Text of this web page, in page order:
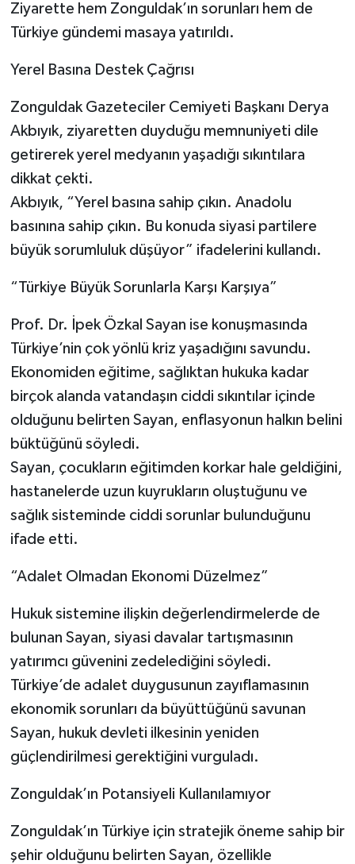
Ziyarette hem Zonguldak’ın sorunları hem de
Türkiye gündemi masaya yatırıldı.
Yerel Basına Destek Çağrısı
Zonguldak Gazeteciler Cemiyeti Başkanı Derya
Akbıyık, ziyaretten duyduğu memnuniyeti dile
getirerek yerel medyanın yaşadığı sıkıntılara
dikkat çekti.
Akbıyık, “Yerel basına sahip çıkın. Anadolu
basınına sahip çıkın. Bu konuda siyasi partilere
büyük sorumluluk düşüyor” ifadelerini kullandı.
“Türkiye Büyük Sorunlarla Karşı Karşıya”
Prof. Dr. İpek Özkal Sayan ise konuşmasında
Türkiye’nin çok yönlü kriz yaşadığını savundu.
Ekonomiden eğitime, sağlıktan hukuka kadar
birçok alanda vatandaşın ciddi sıkıntılar içinde
olduğunu belirten Sayan, enflasyonun halkın belini
büktüğünü söyledi.
Sayan, çocukların eğitimden korkar hale geldiğini,
hastanelerde uzun kuyrukların oluştuğunu ve
sağlık sisteminde ciddi sorunlar bulunduğunu
ifade etti.
“Adalet Olmadan Ekonomi Düzelmez”
Hukuk sistemine ilişkin değerlendirmelerde de
bulunan Sayan, siyasi davalar tartışmasının
yatırımcı güvenini zedelediğini söyledi.
Türkiye’de adalet duygusunun zayıflamasının
ekonomik sorunları da büyüttüğünü savunan
Sayan, hukuk devleti ilkesinin yeniden
güçlendirilmesi gerektiğini vurguladı.
Zonguldak’ın Potansiyeli Kullanılamıyor
Zonguldak’ın Türkiye için stratejik öneme sahip bir
şehir olduğunu belirten Sayan, özellikle